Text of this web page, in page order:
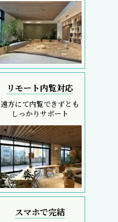
リモート内覧対応
遠方にて内覧できずとも
しっかりサポート
スマホで完結